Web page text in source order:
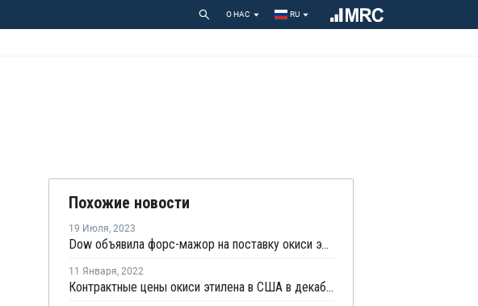
О НАС RU
Похожие новости
19 Июля, 2023
Dow объявила форс-мажор на поставку окиси этилена в Луизиане
11 Января, 2022
Контрактные цены окиси этилена в США в декабре снизились